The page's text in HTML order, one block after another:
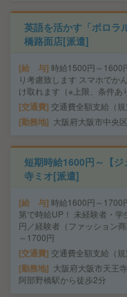
英語を活かす「ポロ
橋路面店[派遣]
給 与 時給1500円～
り考慮致します スマホでか
け取れます（※上限、条件あ
交通費 交通費全額支給（規
勤務地 大阪府大阪市中央
短期時給1600円～【
寺ミオ[派遣]
給 与 時給1600円～
第で時給UP！ 未経験者・
円／経験者（ファッション
～1700円
交通費 交通費全額支給（規
勤務地
大阪府大阪市天王
阿部野橋駅から徒歩2分